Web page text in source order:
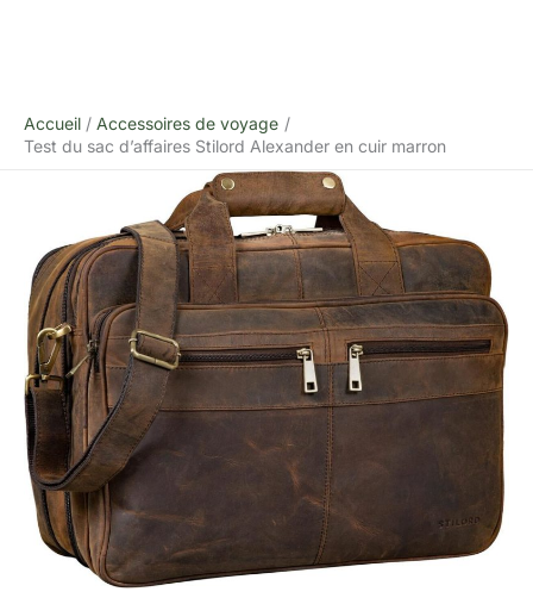
Accueil
Accessoires de voyage
Test du sac d’affaires Stilord Alexander en cuir marron